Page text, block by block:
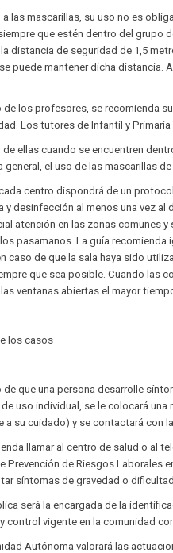
a las mascarillas, su uso no es
que estén dentro del grupo
distancia de seguridad de 1,5
puede mantener dicha distancia.
de los profesores, se recomienda
Los tutores de Infantil y Primaria
ellas cuando se encuentren
general, el uso de las mascarillas
centro dispondrá de un
y desinfección al menos una vez
atención en las zonas comunes
pasamanos. La guía
caso de que la sala haya sido
que sea posible. Cuando las
ventanas abiertas el mayor
los casos
de que una persona desarrolle
uso individual, se le colocará
a su cuidado) y se contactará con
llamar al centro de salud o al
Prevención de Riesgos Laborales
síntomas de gravedad o
será la encargada de la
control vigente en la comunidad
Autónoma valorará las